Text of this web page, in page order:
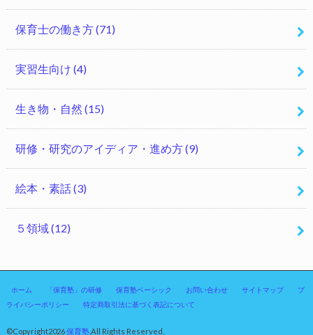
保育士の働き方(71)
実習生向け (4)
生き物・自然 (15)
研修・研究のアイディア・進め方(9)
絵本・素話(3)
５領域(12)
ホーム 「保育塾」の研修 保育塾ベーシック お問い合わせ サイトマップ
プ
ライバシーポリシー
特定商取引法に基づく表記について
©Copyright2026保育塾.All Rights Reserved.